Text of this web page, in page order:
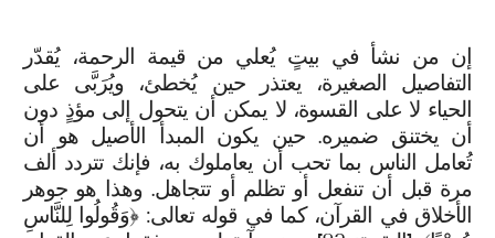
إن من نشأ في بيتٍ يُعلي من قيمة الرحمة، يُقدّر
التفاصيل الصغيرة، يعتذر حين يُخطئ، ويُرَبَّى على
الحياء لا على القسوة، لا يمكن أن يتحول إلى مؤذٍ دون
أن يختنق ضميره. حين يكون المبدأ الأصيل هو أن
تُعامل الناس بما تحب أن يعاملوك به، فإنك تتردد ألف
مرة قبل أن تنفعل أو تظلم أو تتجاهل. وهذا هو جوهر
الأخلاق في القرآن، كما في قوله تعالى: ﴿وَقُولُوا لِلنَّاسِ